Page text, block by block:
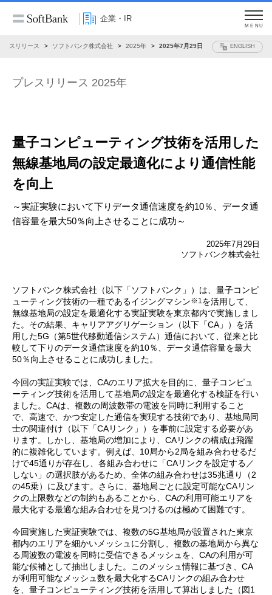
企業・IR
MENU
レスリリース ソフトバンク株式会社 2025年 2025年7月29日 ENGLISH
プレスリリース 2025年
量子コンピューティング技術を活用した
無線基地局の設定最適化により通信性能
を向上
～実証実験において下りデータ通信速度を約10％、データ通
信容量を最大50％向上させることに成功～
2025年7月29日
ソフトバンク株式会社
ソフトバンク株式会社（以下「ソフトバンク」）は、量子コンピ
ューティング技術の一種であるイジングマシン※1 を活用して、
無線基地局の設定を最適化する実証実験を東京都内で実施しまし
た。その結果、キャリアアグリゲーション（以下「CA」）を活
用した5G（第5世代移動通信システム）通信において、従来と比
較して下りのデータ通信速度を約10％、データ通信容量を最大
50％向上させることに成功しました。
今回の実証実験では、CAのエリア拡大を目的に、量子コンピュ
ーティング技術を活用して基地局の設定を最適化する検証を行い
ました。CAは、複数の周波数帯の電波を同時に利用すること
で、高速で、かつ安定した通信を実現する技術であり、基地局同
士の関連付け（以下「CAリンク」）を事前に設定する必要があ
ります。しかし、基地局の増加により、CAリンクの構成は飛躍
的に複雑化しています。例えば、10局から2局を組み合わせるだ
けで45通りが存在し、各組み合わせに「CAリンクを設定する／
しない」の選択肢があるため、全体の組み合わせは35兆通り（2
の45乗）に及びます。さらに、基地局ごとに設定可能なCAリン
クの上限数などの制約もあることから、CAの利用可能エリアを
最大化する最適な組み合わせを見つけるのは極めて困難です。
今回実施した実証実験では、複数の5G基地局が設置された東京
都内のエリアを細かいメッシュに分割し、複数の基地局から異な
る周波数の電波を同時に受信できるメッシュを、CAの利用が可
能な候補として抽出しました。このメッシュ情報に基づき、CA
が利用可能なメッシュ数を最大化するCAリンクの組み合わせ
を、量子コンピューティング技術を活用して算出しました（図1